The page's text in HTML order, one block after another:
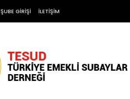
ŞUBE GİRİŞİ İLETİŞİM